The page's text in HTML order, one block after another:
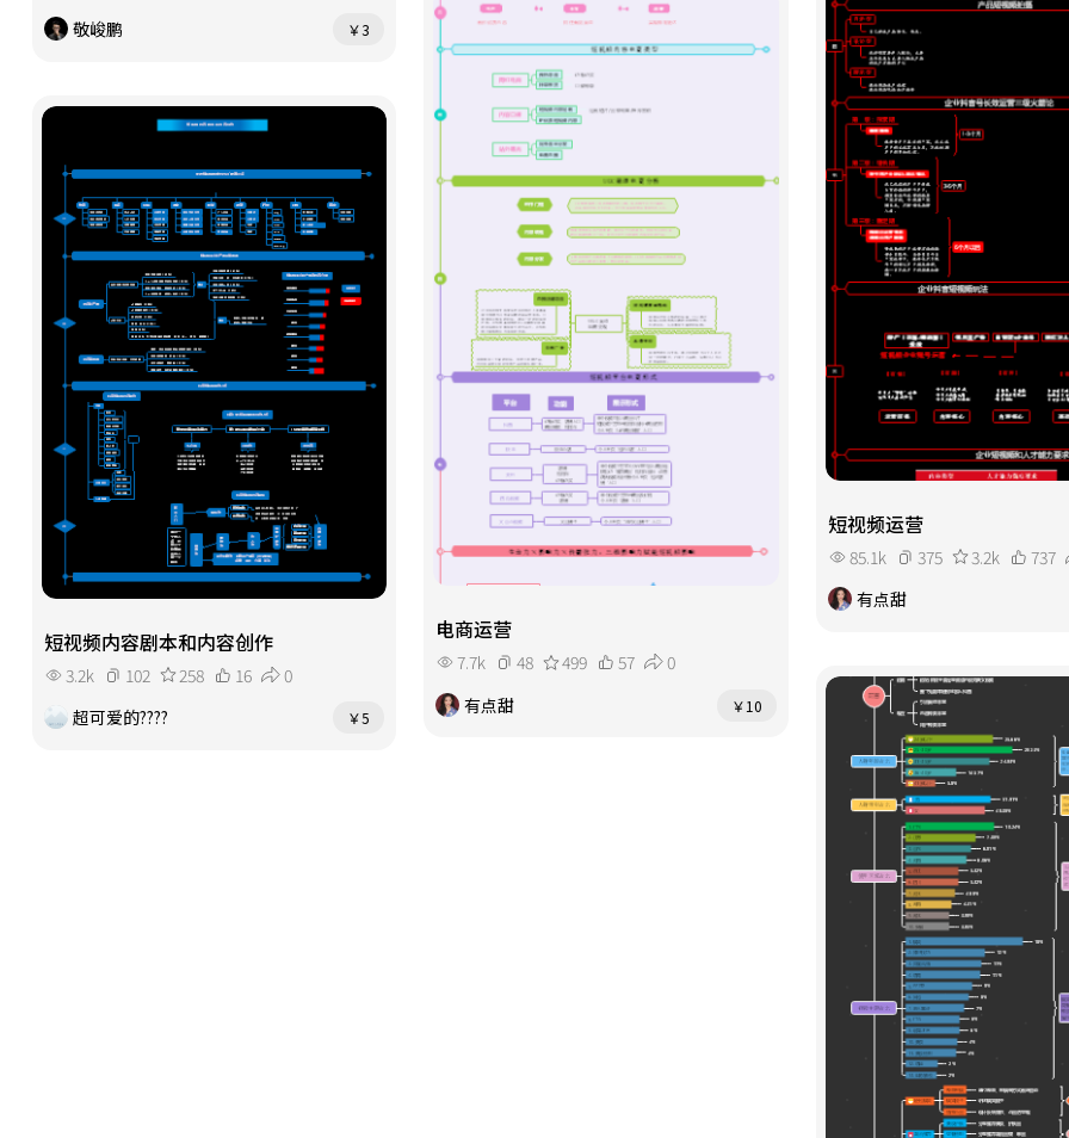
敬峻鹏
￥3
短视频运营
85.1k 375 3.2k 737
有点甜
电商运营
7.7k 48 499 57
0
有点甜
￥10
短视频内容剧本和内容创作
3.2k 102 258 16
0
超可爱的????
￥5